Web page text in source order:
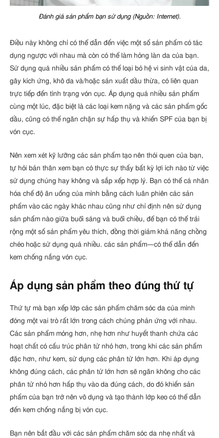
Đánh giá sản phẩm bạn sử dụng (Nguồn: Internet).
Điều này không chỉ có thể dẫn đến việc một số sản phẩm có tác
dụng ngược với nhau mà còn có thể làm hỏng làn da của bạn.
Sử dụng quá nhiều sản phẩm có thể loại bỏ hệ vi sinh vật của da,
gây kích ứng, khô da và/hoặc sản xuất dầu thừa, có liên quan
trực tiếp đến tình trạng vón cục. Áp dụng quá nhiều sản phẩm
cùng một lúc, đặc biệt là các loại kem nặng và các sản phẩm gốc
dầu, cũng có thể ngăn chặn sự hấp thụ và khiến SPF của bạn bị
vón cục.
Nên xem xét kỹ lưỡng các sản phẩm tạo nên thói quen của bạn,
tự hỏi bản thân xem bạn có thực sự thấy bất kỳ lợi ích nào từ việc
sử dụng chúng hay không và sắp xếp hợp lý. Bạn có thể cá nhân
hóa chế độ ăn uống của mình bằng cách luân phiên các sản
phẩm vào các ngày khác nhau cũng như chỉ định nên sử dụng
sản phẩm nào giữa buổi sáng và buổi chiều, để bạn có thể trải
rộng một số sản phẩm yêu thích, đồng thời giảm khả năng chồng
chéo hoặc sử dụng quá nhiều. các sản phẩm—có thể dẫn đến
kem chống nắng vón cục.
Áp dụng sản phẩm theo đúng thứ tự
Thứ tự mà bạn xếp lớp các sản phẩm chăm sóc da của mình
đóng một vai trò rất lớn trong cách chúng phản ứng với nhau.
Các sản phẩm mỏng hơn, nhẹ hơn như huyết thanh chứa các
hoạt chất có cấu trúc phân tử nhỏ hơn, trong khi các sản phẩm
đặc hơn, như kem, sử dụng các phân tử lớn hơn. Khi áp dụng
không đúng cách, các phân tử lớn hơn sẽ ngăn không cho các
phân tử nhỏ hơn hấp thụ vào da đúng cách, do đó khiến sản
phẩm của bạn trở nên vô dụng và tạo thành lớp keo có thể dẫn
đến kem chống nắng bị vón cục.
Bạn nên bắt đầu với các sản phẩm chăm sóc da nhẹ nhất và